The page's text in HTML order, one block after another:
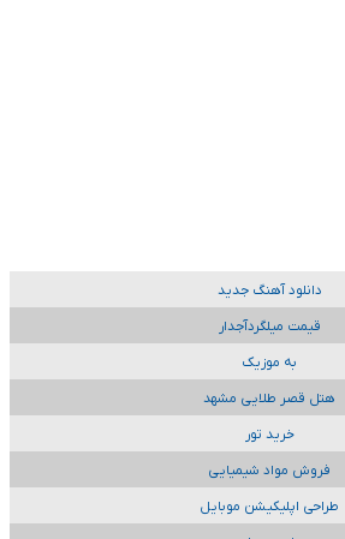
دانلود آهنگ جدید
قیمت میلگردآجدار
به موزیک
هتل قصر طلایی مشهد
خرید تور
فروش مواد شیمیایی
طراحی اپلیکیشن موبایل